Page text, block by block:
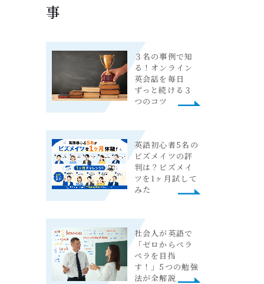
事
３名の事例で知
る！オンライン
英会話を毎日
ずっと続ける３
つのコツ
英語初心者5名の
ビズメイツの評
判は？ビズメイ
ツを1ヶ月試して
みた
社会人が英語で
「ゼロからペラ
ペラを目指
す！」5つの勉強
法が全解説